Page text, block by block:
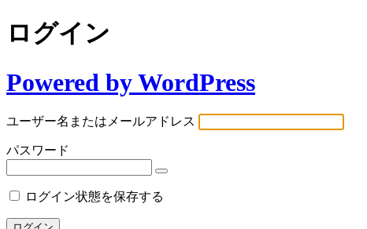
ログイン
Powered by WordPress
ユーザー名またはメールアドレス
パスワード
ログイン状態を保存する